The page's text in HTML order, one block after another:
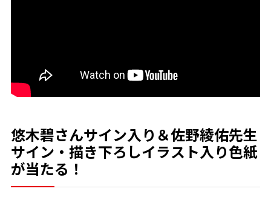
悠木碧さんサイン入り＆佐野綾佑先生
サイン・描き下ろしイラスト入り色紙
が当たる！